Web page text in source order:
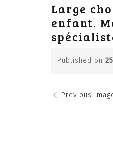
Large
enfant.
Published on
Previous